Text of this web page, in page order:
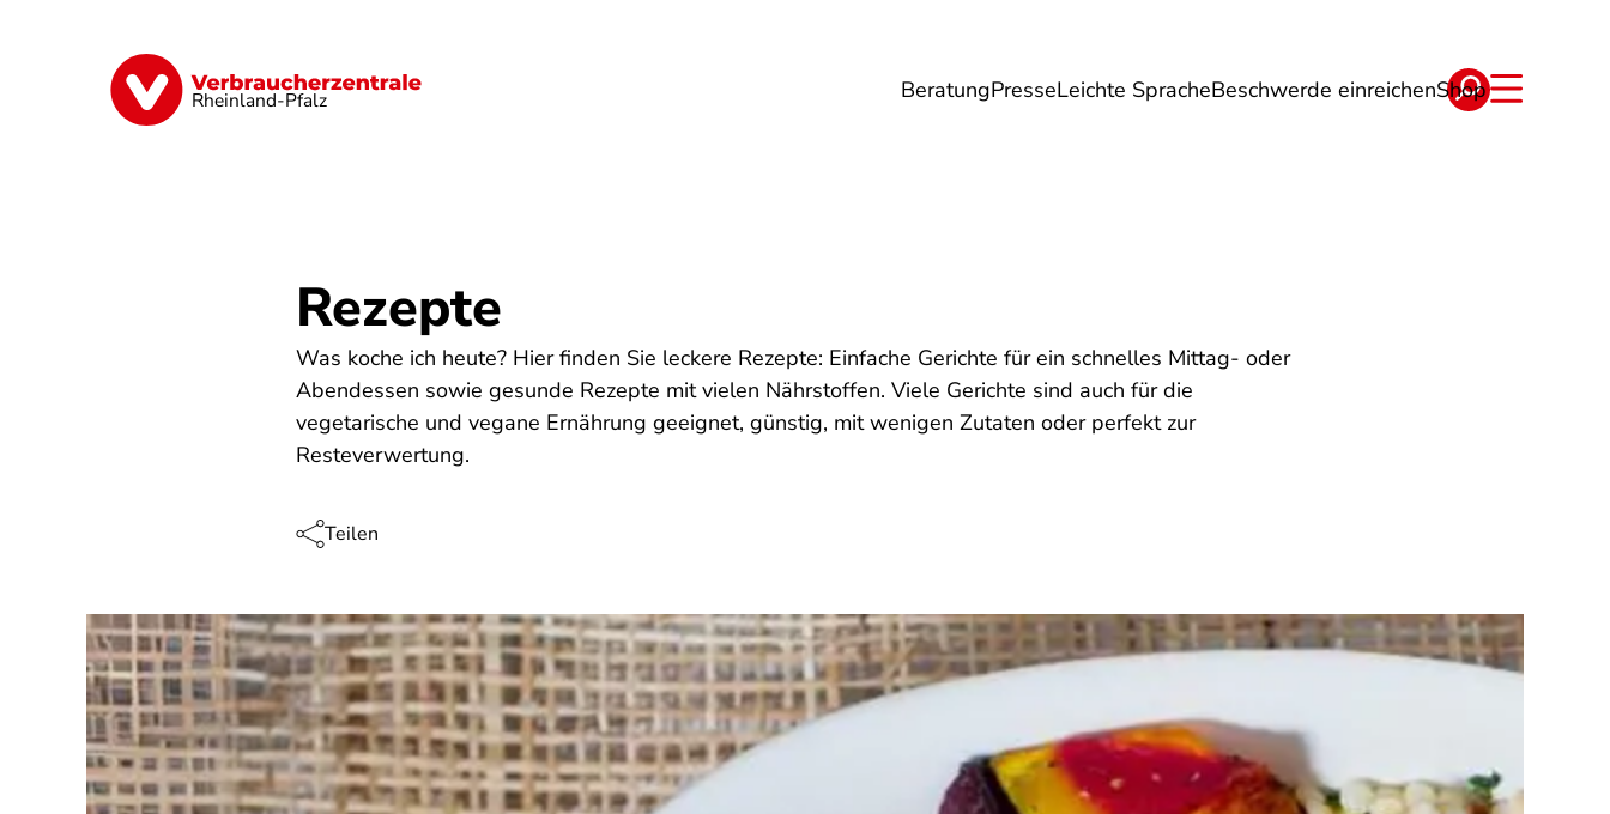
Rheinland-Pfalz BeratungPresseLeichte SpracheBeschwerde einreichenShop
Digitales Finanzen & Versicherung Gesundheit & Pflege Energie Reise Verträge
Rezepte
Was koche ich heute? Hier finden Sie leckere Rezepte: Einfache Gerichte für ein schnelles Mittag- oder
Abendessen sowie gesunde Rezepte mit vielen Nährstoffen. Viele Gerichte sind auch für die
vegetarische und vegane Ernährung geeignet, günstig, mit wenigen Zutaten oder perfekt zur
Resteverwertung.
Teilen